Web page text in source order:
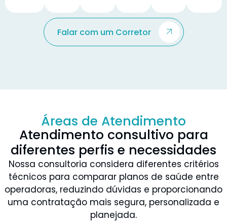
Falar com um Corretor
Áreas de Atendimento
Atendimento consultivo para
diferentes perfis e necessidades
Nossa consultoria considera diferentes critérios
técnicos para comparar planos de saúde entre
operadoras, reduzindo dúvidas e proporcionando
uma contratação mais segura, personalizada e
planejada.